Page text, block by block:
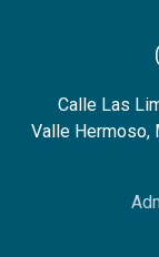
Calle Las
Valle Hermoso,